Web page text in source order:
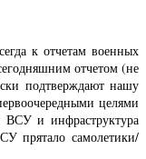
к отчетам военных
отчетом (не
подтверждают нашу
целями
ВСУ и инфраструктура
прятало самолетики/